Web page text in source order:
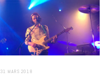
31 MARS 2018